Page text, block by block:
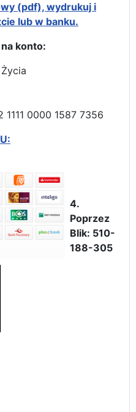
(pdf), wydrukuj i
lub w banku.
konto:
1111 0000 1587 7356
4.
Poprzez
Blik: 510-
188-305